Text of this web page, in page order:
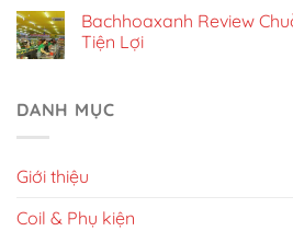
Bachhoaxanh Review
Tiện Lợi
DANH MỤC
Giới thiệu
Coil & Phụ kiện